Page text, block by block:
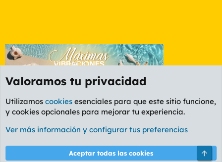
Etiquetas
Cookies
PL OLDSTYLE AMARILLO
Términos y reglas Política de privacidad Ayuda
Valoramos tu privacidad
Utilizamos cookies esenciales para que este sitio funcione,
y cookies opcionales para mejorar tu experiencia.
Ver más información y configurar tus preferencias
Aceptar todas las cookies